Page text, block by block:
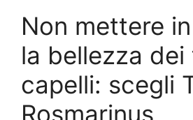
Non mettere
la bellezza dei
capelli: scegli
Rosmarinus